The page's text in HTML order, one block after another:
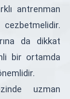
antrenman
da dikkat
bir ortamda
uzman